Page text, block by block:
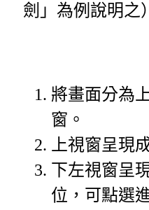
劍」為例說明之）
將畫面分為
窗。
上視窗呈現
下左視窗呈
位，可點選